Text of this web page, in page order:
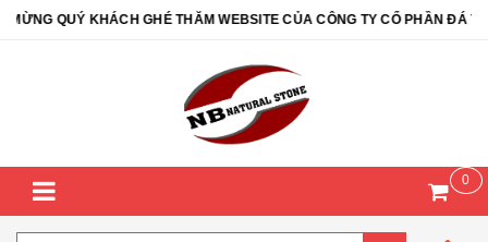
QUÝ KHÁCH GHÉ THĂM WEBSITE CỦA CÔNG TY CỔ PHẦN ĐÁ TỰ
0